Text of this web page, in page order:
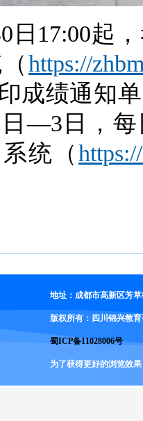
日17:00起
https://
成绩通知
日—3日，
统（
地址：成都市高新区芳草
版权所有：四川锦兴教
蜀ICP备11028006号
为了获得更好的浏览效